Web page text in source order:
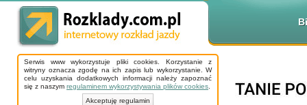
Serwis www wykorzystuje pliki cookies. Korzystanie z
witryny oznacza zgodę na ich zapis lub wykorzystanie. W
celu uzyskania dodatkowych informacji należy zapoznać
się z naszym regulaminem wykorzystywania plików cookies
Akceptuję regulamin